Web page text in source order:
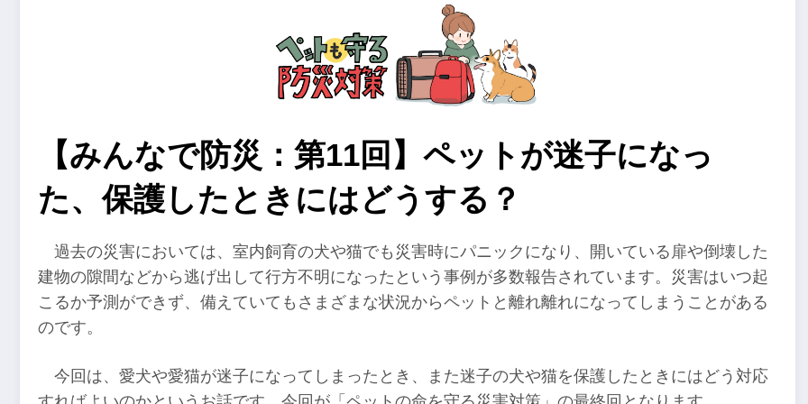
【みんなで防災：第11回】ペットが迷子になっ
た、保護したときにはどうする？
過去の災害においては、室内飼育の犬や猫でも災害時にパニックになり、開いている扉や倒壊した
建物の隙間などから逃げ出して行方不明になったという事例が多数報告されています。災害はいつ起
こるか予測ができず、備えていてもさまざまな状況からペットと離れ離れになってしまうことがある
のです。
今回は、愛犬や愛猫が迷子になってしまったとき、また迷子の犬や猫を保護したときにはどう対応